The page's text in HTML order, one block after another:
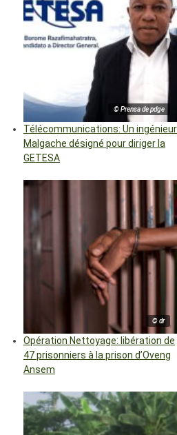
© Prensa de pdge
Télécommunications: Un ingénieur
Malgache désigné pour diriger la
GETESA
© dr
Opération Nettoyage: libération de
47 prisonniers à la prison d’Oveng
Ansem